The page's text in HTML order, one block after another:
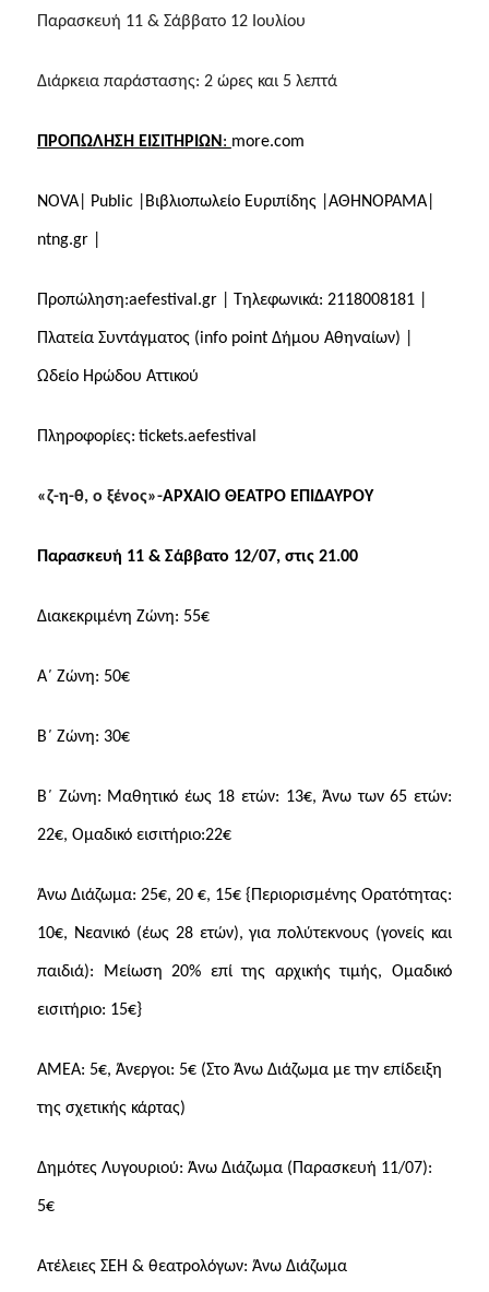
Παρασκευή 11 & Σάββατο 12 Ιουλίου
Διάρκεια παράστασης: 2 ώρες και 5 λεπτά
ΠΡΟΠΩΛΗΣΗ ΕΙΣΙΤΗΡΙΩΝ: more.com
NOVA| Public|Βιβλιοπωλείο Ευριπίδης |ΑΘΗΝΟΡΑΜΑ|
ntng.gr|
Προπώληση:aefestival.gr| Τηλεφωνικά: 2118008181
Πλατεία Συντάγματος (info point Δήμου Αθηναίων) |
Ωδείο Ηρώδου Αττικού
Πληροφορίες: tickets.aefestival
«ζ-η-θ, ο ξένος»-ΑΡΧΑΙΟ ΘΕΑΤΡΟ ΕΠΙΔΑΥΡΟΥ
Παρασκευή 11 & Σάββατο 12/07, στις 21.00
Διακεκριμένη Ζώνη: 55€
Α΄ Ζώνη: 50€
Β΄ Ζώνη: 30€
Β΄ Ζώνη: Μαθητικό έως 18 ετών: 13€, Άνω των 65 ετών:
22€, Ομαδικό εισιτήριο:22€
Άνω Διάζωμα: 25€, 20 €, 15€ {Περιορισμένης Ορατότητας:
10€, Νεανικό (έως 28 ετών), για πολύτεκνους (γονείς και
παιδιά): Μείωση 20% επί της αρχικής τιμής, Ομαδικό
εισιτήριο: 15€}
ΑΜΕΑ: 5€, Άνεργοι: 5€ (Στο Άνω Διάζωμα με την επίδειξη
της σχετικής κάρτας)
Δημότες Λυγουριού: Άνω Διάζωμα (Παρασκευή 11/07):
5€
Ατέλειες ΣΕΗ & θεατρολόγων: Άνω Διάζωμα